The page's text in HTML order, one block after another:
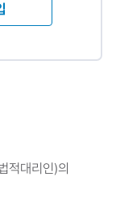
적대리인)의